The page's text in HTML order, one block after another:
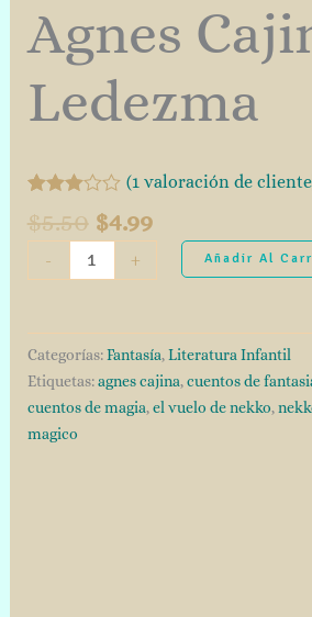
Agnes
Ledezma
con
de
5 en
base a
(1 valoración de
$5.50 $4.99
- + Añadir Al
Categorías:Fantasía,Literatura Infantil
Etiquetas:agnes cajina,cuentos de
cuentos de magia,el vuelo de nekko,
magico